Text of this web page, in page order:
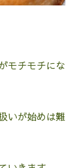
モチモチにな
いが始めは難